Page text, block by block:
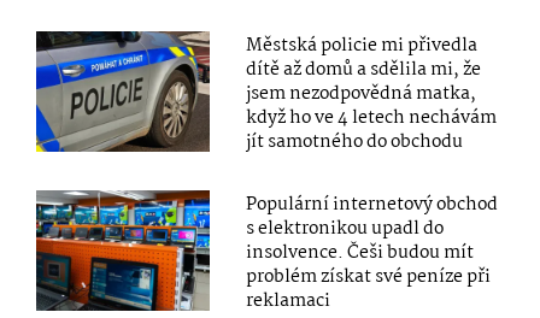
Městská policie mi přivedla
dítě až domů a sdělila mi, že
jsem nezodpovědná matka,
když ho ve 4 letech nechávám
jít samotného do obchodu
Populární internetový obchod
s elektronikou upadl do
insolvence. Češi budou mít
problém získat své peníze při
reklamaci